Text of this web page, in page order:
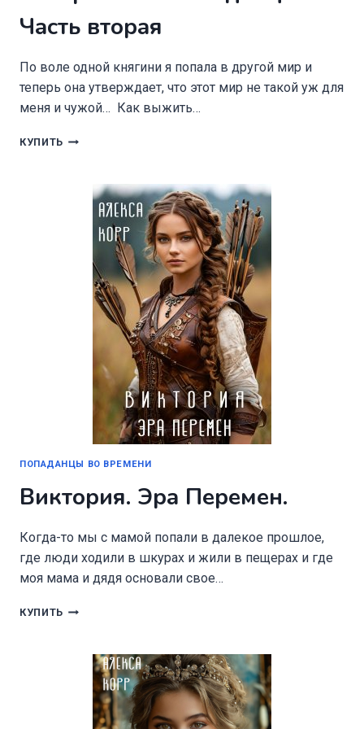
Часть вторая
По воле одной княгини я попала в другой мир и
теперь она утверждает, что этот мир не такой уж для
меня и чужой… Как выжить…
КУПИТЬ ПОТЕРЯННАЯ
ВТОРАЯ
ПОПАДАНЦЫ ВО ВРЕМЕНИ
Виктория. Эра Перемен.
Когда-то мы с мамой попали в далекое прошлое,
где люди ходили в шкурах и жили в пещерах и где
моя мама и дядя основали свое…
КУПИТЬ ВИКТОРИЯ.